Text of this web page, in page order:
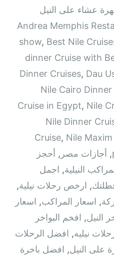
عشاء على النيل
Andrea Memphis
show, Best Nile
dinner Cruise with
Dinner Cruises, Dau
Nile Cairo Dinner
Cruise in Egypt, Nile
Nile Dinner
Cruise, Nile
, أجازات مصر , أحجز
النيلية, اجمل
, ارخص رحلات نيلية,
, اسعار المراكب, اسعار
النيل, افخم البواخر
نيليه, افضل الرحلات
على النيل, افضل باخرة